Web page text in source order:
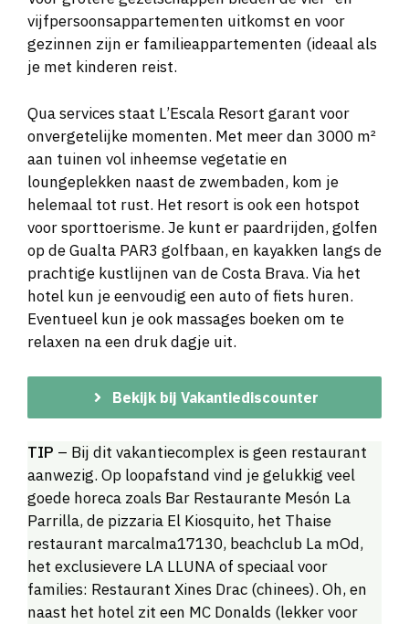
vijfpersoonsappartementen uitkomst en voor
gezinnen zijn er familieappartementen (ideaal als
je met kinderen reist.
Qua services staat L’Escala Resort garant voor
onvergetelijke momenten. Met meer dan 3000 m²
aan tuinen vol inheemse vegetatie en
loungeplekken naast de zwembaden, kom je
helemaal tot rust. Het resort is ook een hotspot
voor sporttoerisme. Je kunt er paardrijden, golfen
op de Gualta PAR3 golfbaan, en kayakken langs de
prachtige kustlijnen van de Costa Brava. Via het
hotel kun je eenvoudig een auto of fiets huren.
Eventueel kun je ook massages boeken om te
relaxen na een druk dagje uit.
Bekijk bij Vakantiediscounter
TIP – Bij dit vakantiecomplex is geen restaurant
aanwezig. Op loopafstand vind je gelukkig veel
goede horeca zoals Bar Restaurante Mesón La
Parrilla, de pizzaria El Kiosquito, het Thaise
restaurant marcalma17130, beachclub La mOd,
het exclusievere LA LLUNA of speciaal voor
families: Restaurant Xines Drac (chinees). Oh, en
naast het hotel zit een MC Donalds (lekker voor